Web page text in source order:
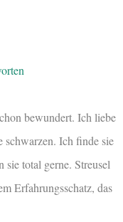
bewundert. Ich liebe
schwarzen. Ich finde sie
total gerne. Streusel
Erfahrungsschatz, das